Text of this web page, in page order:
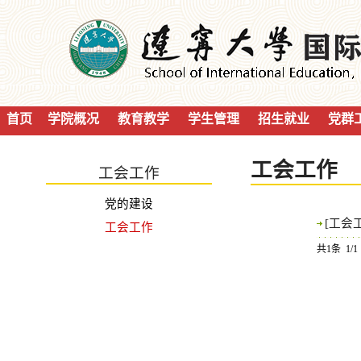
首页 学院概况 教育教学 学生管理 招生就业 党群
工会工作
党的建设
工会工作
工会工作
[工会
共1条 1/1